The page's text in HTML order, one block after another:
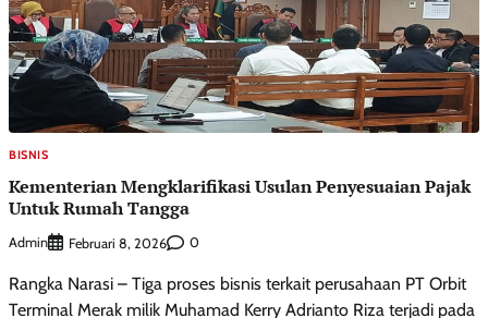
BISNIS
Kementerian Mengklarifikasi Usulan Penyesuaian Pajak
Untuk Rumah Tangga
Admin Februari 8, 2026 0
Rangka Narasi – Tiga proses bisnis terkait perusahaan PT Orbit
Terminal Merak milik Muhamad Kerry Adrianto Riza terjadi pada